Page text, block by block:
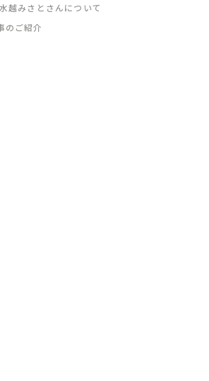
越みさとさんについて
のご紹介